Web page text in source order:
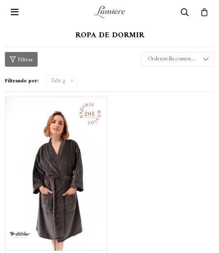

ROPA DE DORMIR
Recomendados
Filtrando por: Talle g